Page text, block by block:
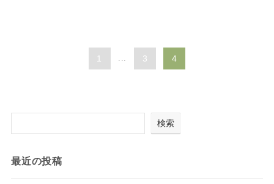
1 ... 3 4
検索
最近の投稿